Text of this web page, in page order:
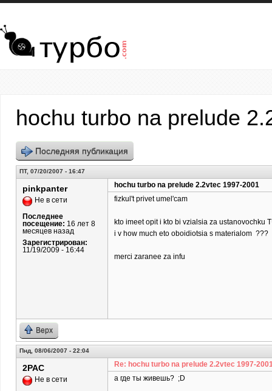
Перейти к основному содержанию
hochu turbo na prelude
Последняя публикация
ПТ, 07/20/2007 - 16:47
pinkpanter
Не в сети
Последнее
посещение: 16 лет 8
месяцев назад
Зарегистрирован:
11/19/2009 - 16:44
hochu turbo na prelude 2.2vtec 1997-2001
fizkul't privet umel'cam
kto imeet opit i kto bi vzialsia za ustanovochku
i v how much eto oboidiotsia s materialom ???
merci zaranee za infu
Верх
Пнд, 08/06/2007 - 22:04
2PAC
Не в сети
Re: hochu turbo na prelude 2.2vtec 1997-
а где ты живешь? ;D